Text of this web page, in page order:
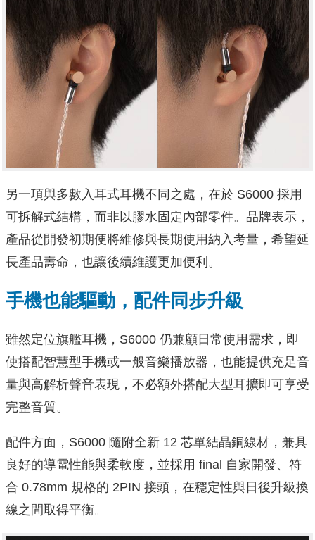
另一項與多數入耳式耳機不同之處，在於 S6000 採用
可拆解式結構，而非以膠水固定內部零件。品牌表示，
產品從開發初期便將維修與長期使用納入考量，希望延
長產品壽命，也讓後續維護更加便利。
手機也能驅動，配件同步升級
雖然定位旗艦耳機，S6000 仍兼顧日常使用需求，即
使搭配智慧型手機或一般音樂播放器，也能提供充足音
量與高解析聲音表現，不必額外搭配大型耳擴即可享受
完整音質。
配件方面，S6000 隨附全新 12 芯單結晶銅線材，兼具
良好的導電性能與柔軟度，並採用 final 自家開發、符
合 0.78mm 規格的 2PIN 接頭，在穩定性與日後升級換
線之間取得平衡。